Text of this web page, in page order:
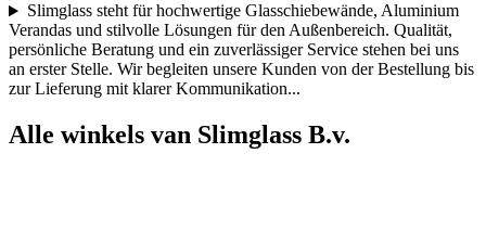
Slimglass steht für hochwertige Glasschiebewände, Aluminium
Verandas und stilvolle Lösungen für den Außenbereich. Qualität,
persönliche Beratung und ein zuverlässiger Service stehen bei uns
an erster Stelle. Wir begleiten unsere Kunden von der Bestellung bis
zur Lieferung mit klarer Kommunikation...
Alle winkels van Slimglass B.v.